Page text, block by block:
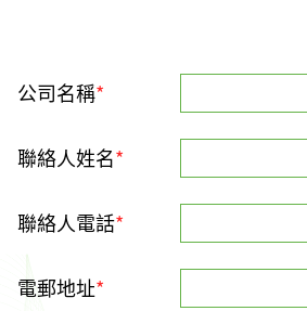
公司名稱*
聯絡人姓名*
聯絡人電話*
電郵地址*